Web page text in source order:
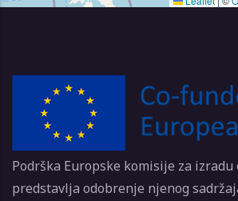
Podrška Europske komisije za
predstavlja odobrenje njenog